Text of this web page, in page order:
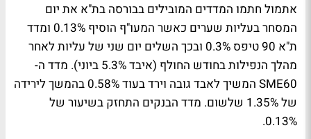
אתמול חתמו המדדים המובילים בבורסה בת"א את יום
המסחר בעליות שערים כאשר המעו"ף הוסיף 0.13% ומדד
ת"א 90 טיפס 0.3% ובכך השלים יום שני של עליות לאחר
מהלך הנפילות בחודש החולף (איבד 5.3% ביוני). מדד ה-
SME60 המשיך לאבד גובה וירד בעוד 0.58% בהמשך לירידה
של 1.35% שלשום. מדד הבנקים התחזק בשיעור של
0.13%.